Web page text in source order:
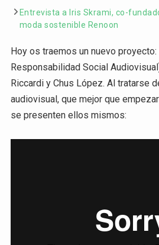
Entrevista a Iris Skrami, co-
moda sostenible Renoon
Hoy os traemos un nuevo proyecto:
Responsabilidad Social
Riccardi y Chus López. Al tratarse
audiovisual, que mejor que
se presenten ellos mismos: